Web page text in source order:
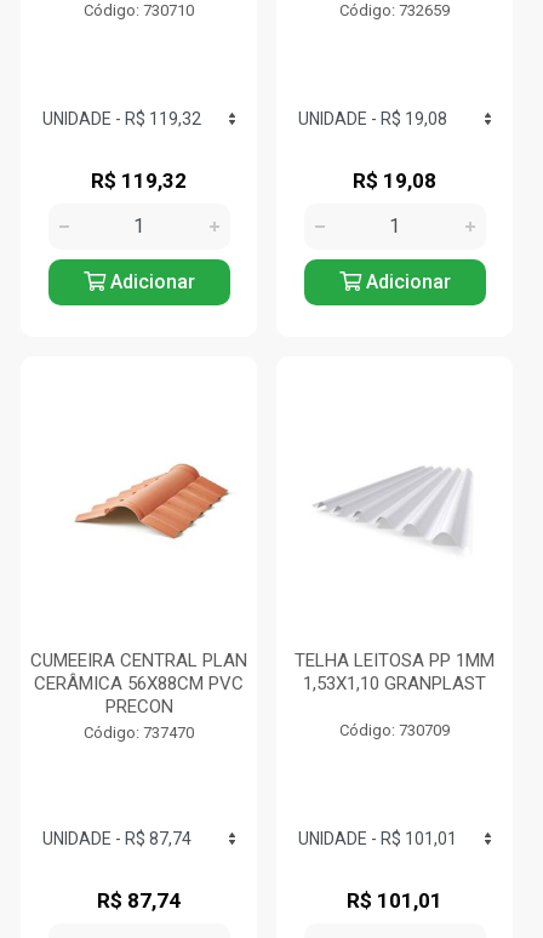
Código: 730710
R$ 119,32
Adicionar
Código: 732659
R$ 19,08
Adicionar
CUMEEIRA CENTRAL PLAN
CERÂMICA 56X88CM PVC
PRECON
Código: 737470
R$ 87,74
TELHA LEITOSA PP 1MM
1,53X1,10 GRANPLAST
Código: 730709
R$ 101,01